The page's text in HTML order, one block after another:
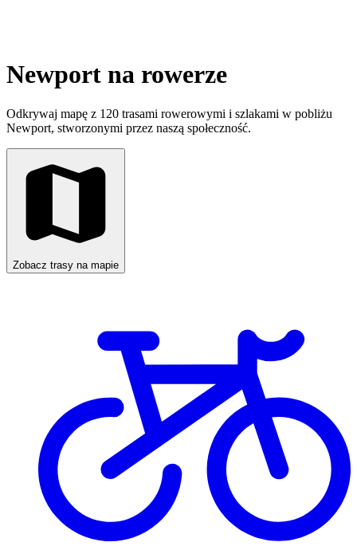
Newport na rowerze
Odkrywaj mapę z 120 trasami rowerowymi i szlakami w pobliżu
Newport, stworzonymi przez naszą społeczność.
Zobacz trasy na mapie